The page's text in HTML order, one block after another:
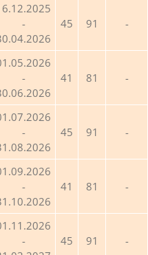
-
45 91
-
41 81
-
45 91
-
41 81
-
45 91